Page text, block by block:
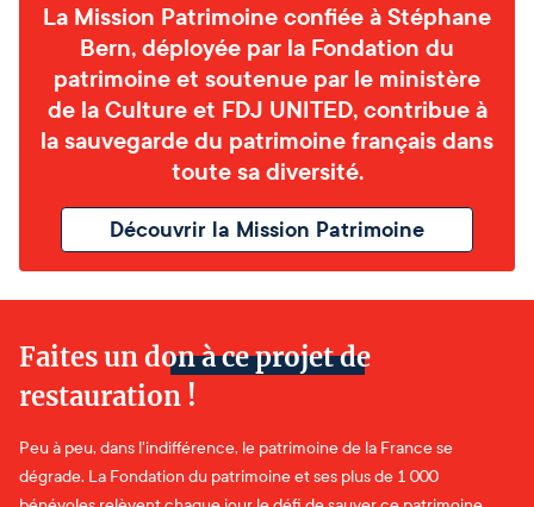
La Mission Patrimoine confiée à Stéphane
Bern, déployée par la Fondation du
patrimoine et soutenue par le ministère
de la Culture et FDJ UNITED, contribue à
la sauvegarde du patrimoine français dans
toute sa diversité.
Découvrir la Mission Patrimoine
Faites un don à ce projet de
restauration !
Peu à peu, dans l'indifférence, le patrimoine de la France se
dégrade. La Fondation du patrimoine et ses plus de 1 000